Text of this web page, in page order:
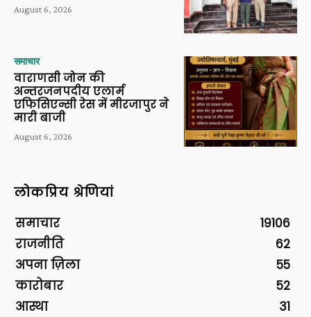
August 6, 2026
समाचार
वाराणसी जोन की
अन्तरजनपदीय एलार्म
एफिसिएन्सी रेस में मीरजापुर ने
मारी बाजी
August 6, 2026
लोकप्रिय श्रेणियां
समाचार
19106
राजनीति
62
अपना ज़िला
55
कारोबार
52
आस्था
31